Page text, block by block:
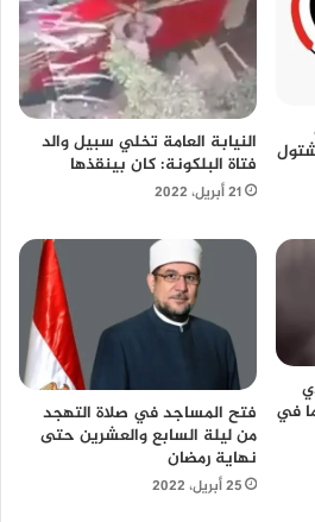
النيابة العامة تخلي سبيل والد
فتاة البلكونة: كان بينقذها
21 أبريل، 2022
في
فتح المساجد في صلاة التهجد
من ليلة السابع والعشرين حتى
نهاية رمضان
25 أبريل، 2022